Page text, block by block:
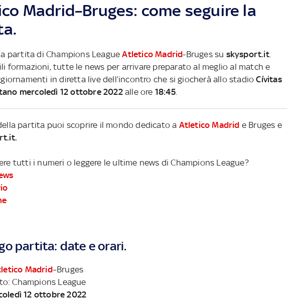
Madrid–Bruges: come seguire la
partita di Champions LeagueAtletico Madrid-Bruges su skysport.it.
formazioni, tutte le news per arrivare preparato al meglio al match e
in diretta live dell’incontro che si giocherà allo stadioCívitas
mercoledì 12 ottobre 2022alle ore 18:45.
partita puoi scoprire il mondo dedicato a Atletico Madrid e Bruges e
tutti i numeri o leggere le ultime news di Champions League?
partita: date e orari.
Madrid–Bruges
Champions League
12 ottobre 2022